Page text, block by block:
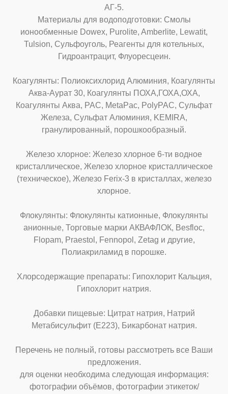
АГ-5.
Материалы для водоподготовки: Смолы
ионообменные Dowex, Purolite, Amberlite, Lewatit,
Tulsion, Сульфоуголь, Реагенты для котельных,
Гидроантрацит, Флуоресцеин.
Коагулянты: Полиоксихлорид Алюминия, Коагулянты
Аква-Аурат 30, Коагулянты ПОХА,ГОХА,ОХА,
Коагулянты Аква, PAC, MetaPac, PolyPAC, Сульфат
Железа, Сульфат Алюминия, KEMIRA,
гранулированный, порошкообразный.
Железо хлорное: Железо хлорное 6-ти водное
кристаллическое, Железо хлорное кристаллическое
(техническое), Железо Ferix-3 в кристаллах, железо
хлорное.
Флокулянты: Флокулянты катионные, Флокулянты
анионные, Торговые марки АКВАФЛОК, Besfloc,
Flopam, Praestol, Fennopol, Zetag и другие,
Полиакриламид в порошке.
Хлорсодержащие препараты: Гипохлорит Кальция,
Гипохлорит натрия.
Добавки пищевые: Цитрат натрия, Натрий
Метабисульфит (Е223), Бикарбонат натрия.
Перечень не полный, готовы рассмотреть все Ваши
предложения.
для оценки необходима следующая информация:
фотографии объёмов, фотографии этикеток/